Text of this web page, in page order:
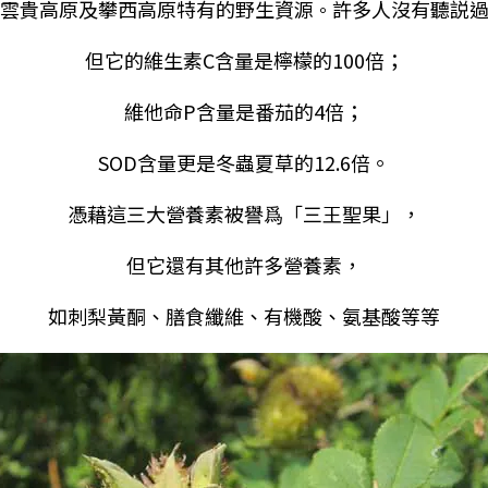
貴高原及攀西高原特有的野生資源 。 許多人沒有聽説
但它的維生素C含量是檸檬的100倍；
維他命P含量是番茄的4倍；
SOD含量更是冬蟲夏草的12.6倍。
憑藉這三大營養素被譽爲「三王聖果」，
但它還有其他許多營養素，
如刺梨黃酮、膳食纖維、有機酸、氨基酸等等